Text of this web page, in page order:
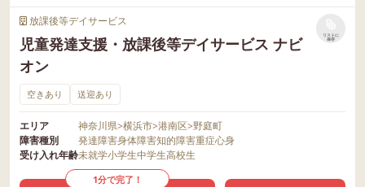
放課後等デイサービス
児童発達支援・放課後等デイサービス ナビ
オン
リストに
保存
空きあり 送迎あり
エリア 神奈川県>横浜市>港南区>野庭町
障害種別
発達障害身体障害知的障害重症心身
受け入れ年齢未就学小学生中学生高校生
1分で完了！